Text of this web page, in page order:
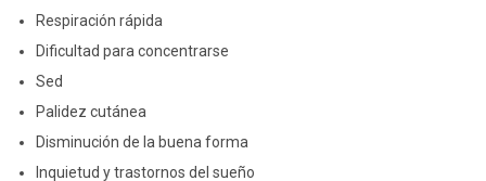
Respiración rápida
Dificultad para concentrarse
Sed
Palidez cutánea
Disminución de la buena forma
Inquietud y trastornos del sueño